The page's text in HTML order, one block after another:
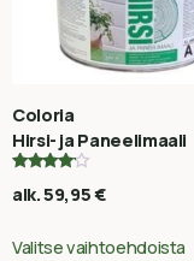
Coloria
Hirsi- ja Paneelimaali
tuotteesta:
alk.59,95€
Valitse vaihtoehdoista